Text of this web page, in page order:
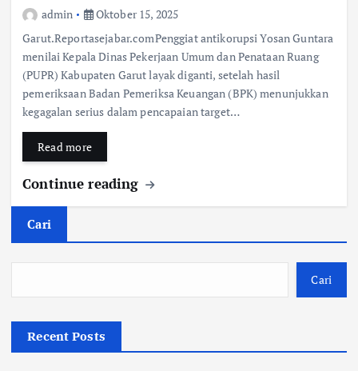
admin
Oktober 15, 2025
Garut.Reportasejabar.comPenggiat antikorupsi Yosan Guntara
menilai Kepala Dinas Pekerjaan Umum dan Penataan Ruang
(PUPR) Kabupaten Garut layak diganti, setelah hasil
pemeriksaan Badan Pemeriksa Keuangan (BPK) menunjukkan
kegagalan serius dalam pencapaian target…
Read more
Continue reading
Cari
Cari
Recent Posts